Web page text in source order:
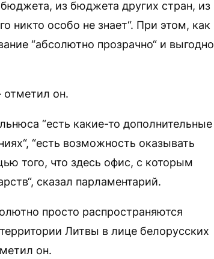
из бюджета других стран, из
никто особо не знает“. При этом, как
“абсолютно прозрачно“ и выгодно
отметил он.
“есть какие-то дополнительные
“есть возможность оказывать
того, что здесь офис, с которым
сказал парламентарий.
просто распространяются
Литвы в лице белорусских
он.